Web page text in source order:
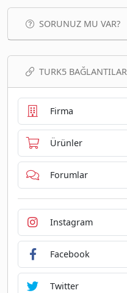
SORUNUZ MU VAR?
TURK5 BAĞLANTILAR
Firma
Ürünler
Forumlar
Instagram
Facebook
Twitter